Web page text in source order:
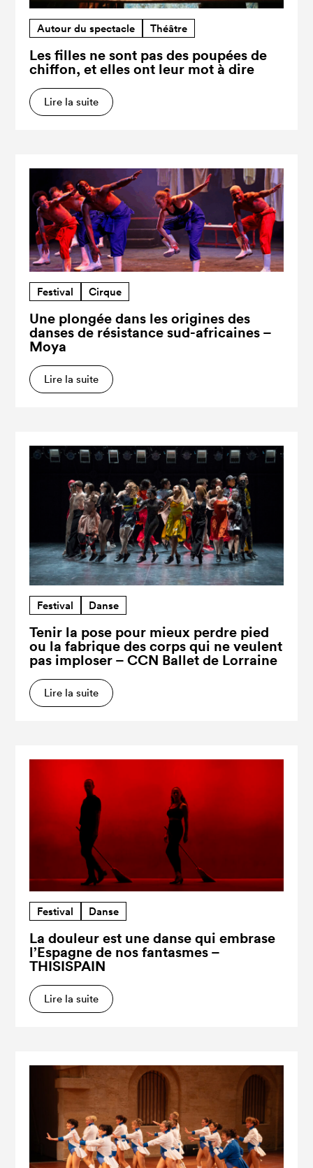
Autour du spectacle Théâtre
Les filles ne sont pas des poupées de
chiffon, et elles ont leur mot à dire
Lire la suite
Festival Cirque
Une plongée dans les origines des
danses de résistance sud-africaines –
Moya
Lire la suite
Festival Danse
Tenir la pose pour mieux perdre pied
ou la fabrique des corps qui ne veulent
pas imploser – CCN Ballet de Lorraine
Lire la suite
Festival Danse
La douleur est une danse qui embrase
l’Espagne de nos fantasmes –
THISISPAIN
Lire la suite